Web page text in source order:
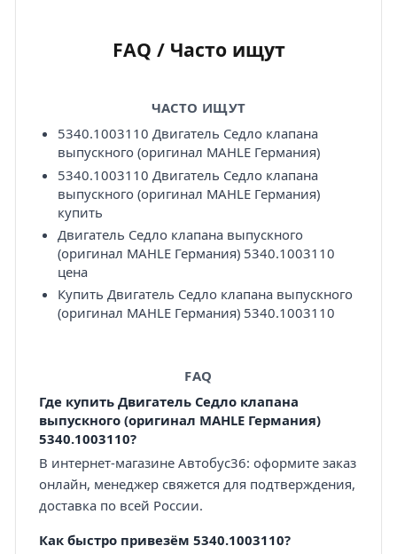
FAQ / Часто ищут
ЧАСТО ИЩУТ
5340.1003110 Двигатель Седло клапана
выпускного (оригинал MAHLE Германия)
5340.1003110 Двигатель Седло клапана
выпускного (оригинал MAHLE Германия)
купить
Двигатель Седло клапана выпускного
(оригинал MAHLE Германия) 5340.1003110
цена
Купить Двигатель Седло клапана выпускного
(оригинал MAHLE Германия) 5340.1003110
FAQ
Где купить Двигатель Седло клапана
выпускного (оригинал MAHLE Германия)
5340.1003110?
В интернет-магазине Автобус36: оформите заказ
онлайн, менеджер свяжется для подтверждения,
доставка по всей России.
Как быстро привезём 5340.1003110?